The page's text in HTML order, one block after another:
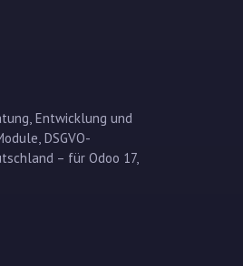
Entwicklung und
DSGVO-
– für Odoo 17,